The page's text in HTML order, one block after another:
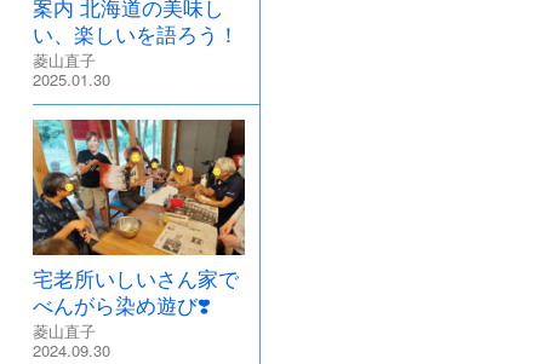
案内 北海道の美味し
い、楽しいを語ろう！
菱山直子
2025.01.30
宅老所いしいさん家で
べんがら染め遊び❣️
菱山直子
2024.09.30